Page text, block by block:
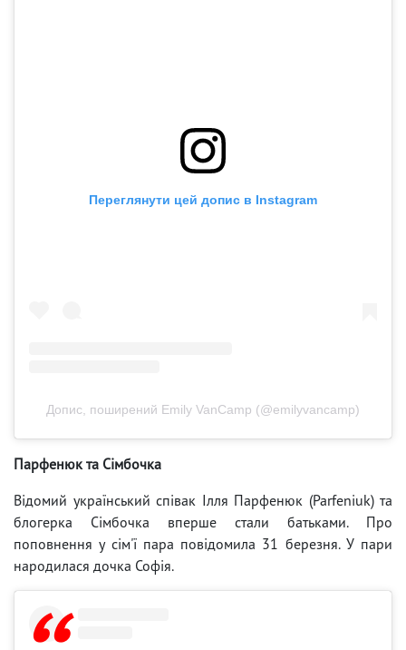
Переглянути цей допис в Instagram
Допис, поширений Emily VanCamp (@emilyvancamp)
Парфенюк та Сімбочка
Відомий український співак Ілля Парфенюк (Parfeniuk) та
блогерка Сімбочка вперше стали батьками. Про
поповнення у сім'ї пара повідомила 31 березня. У пари
народилася дочка Софія.